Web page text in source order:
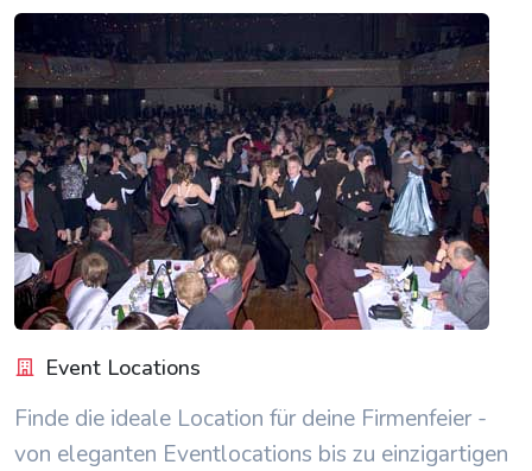
Event Locations
Finde die ideale Location für deine Firmenfeier -
von eleganten Eventlocations bis zu einzigartigen